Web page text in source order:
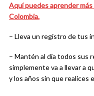
Aquí puedes aprender
Colombia.
– Lleva un registro de tus
– Mantén al día todos sus
simplemente va a llevar a
y los años sin que realices